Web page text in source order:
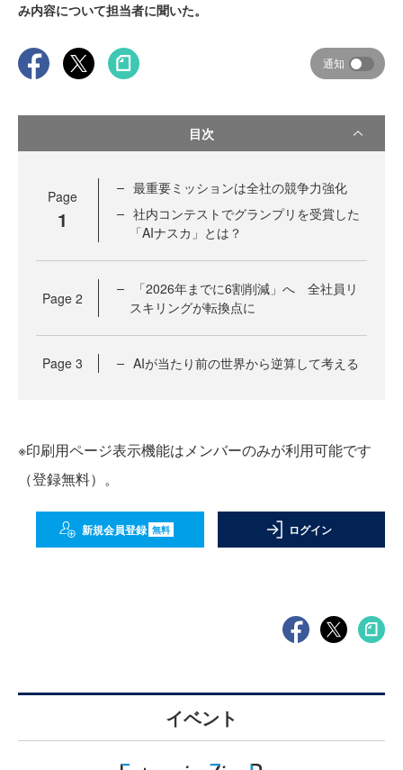
み内容について担当者に聞いた。
通知
目次
Page
1
最重要ミッションは全社の競争力強化
社内コンテストでグランプリを受賞した
「AIナスカ」とは？
Page 2
「2026年までに6割削減」へ 全社員リ
スキリングが転換点に
Page 3 AIが当たり前の世界から逆算して考える
※印刷用ページ表示機能はメンバーのみが利用可能です
（登録無料）。
新規会員登録 無料 ログイン
イベント